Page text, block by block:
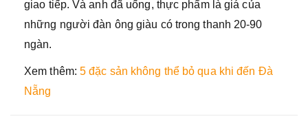
giao tiếp. Và anh đã uống, thực phẩm là giá của
những người đàn ông giàu có trong thanh 20-90
ngàn.
Xem thêm: 5 đặc sản không thể bỏ qua khi đến Đà
Nẵng